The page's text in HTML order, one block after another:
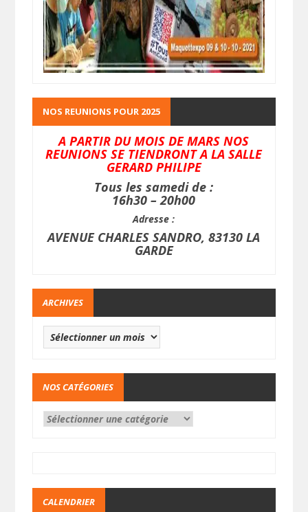
NOS REUNIONS POUR 2025
A PARTIR DU MOIS DE MARS NOS
REUNIONS SE TIENDRONT A LA SALLE
GERARD PHILIPE
Tous les samedi de :
16h30 – 20h00
Adresse :
AVENUE CHARLES SANDRO, 83130 LA
GARDE
ARCHIVES
NOS CATÉGORIES
CALENDRIER